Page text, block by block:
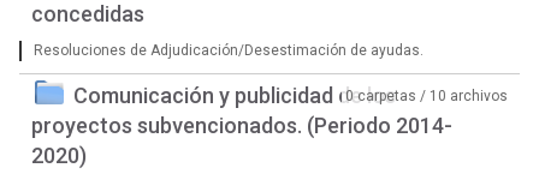
concedidas
Resoluciones de Adjudicación/Desestimación de ayudas.
Comunicación y publicidad de los
proyectos subvencionados. (Periodo 2014-
2020)
0 carpetas / 10 archivos